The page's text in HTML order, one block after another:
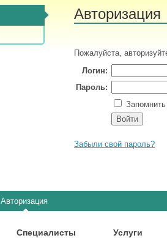
Авторизация
Пожалуйста,
Логин:
Пароль:
Забыли свой пароль?
Авторизация
Специалисты Услуги